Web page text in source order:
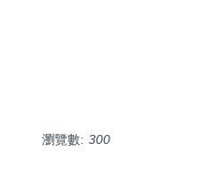
瀏覽數: 300